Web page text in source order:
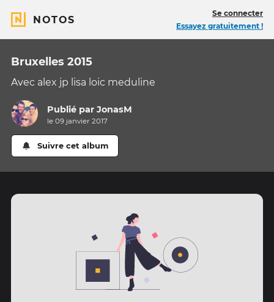
NOTOS
Se connecter
Essayez gratuitement !
Bruxelles 2015
Avec alex jp lisa loic meduline
Publié parJonasM
le 09 janvier 2017
Suivre cet album